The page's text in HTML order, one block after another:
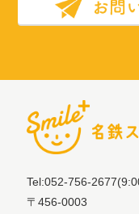
Tel:052-756-2677
〒456-0003